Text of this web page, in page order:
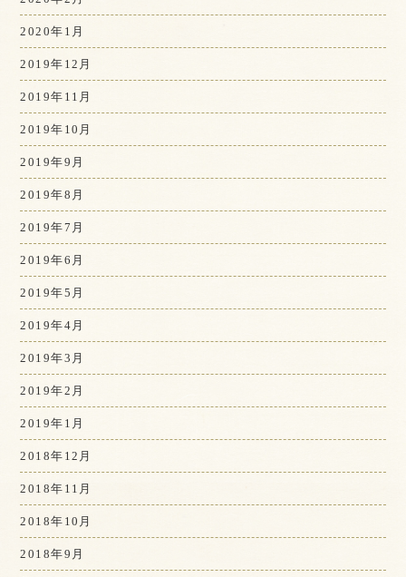
2020年1月
2019年12月
2019年11月
2019年10月
2019年9月
2019年8月
2019年7月
2019年6月
2019年5月
2019年4月
2019年3月
2019年2月
2019年1月
2018年12月
2018年11月
2018年10月
2018年9月